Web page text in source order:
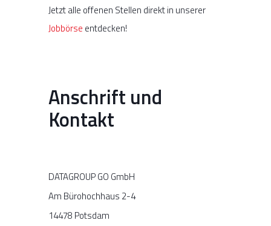
Jetzt alle offenen Stellen direkt in unserer
Jobbörse entdecken!
Anschrift und
Kontakt
DATAGROUP GO GmbH
Am Bürohochhaus 2-4
14478 Potsdam